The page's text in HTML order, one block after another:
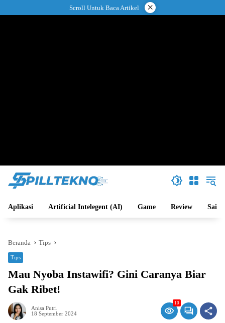
ke
Scroll Untuk Baca Artikel ×
Aplikasi Artificial Intelegent (AI) Game Review Sains
Beranda Tips
Tips
Mau Nyoba Instawifi? Gini Caranya Biar
Gak Ribet!
Anisa Putri
18 September 2024
10